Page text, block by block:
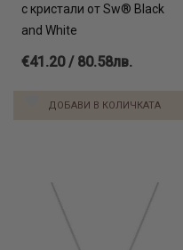
с кристали от Sw® Black
and White
€41.20 / 80.58лв.
ДОБАВИ В КОЛИЧКАТА